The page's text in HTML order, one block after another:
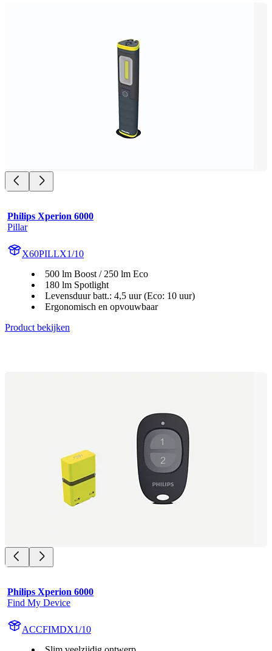
Philips Xperion 6000
Pillar
X60PILLX1/10
500 lm Boost / 250 lm Eco
180 lm Spotlight
Levensduur batt.: 4,5 uur (Eco: 10 uur)
Ergonomisch en opvouwbaar
Product bekijken
Philips Xperion 6000
Find My Device
ACCFIMDX1/10